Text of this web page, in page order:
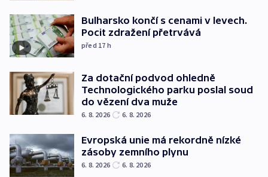
Bulharsko končí s cenami v levech.
Pocit zdražení přetrvává
před 17 h
Za dotační podvod ohledně
Technologického parku poslal soud
do vězení dva muže
6. 8. 2026 6. 8. 2026
Evropská unie má rekordně nízké
zásoby zemního plynu
6. 8. 2026 6. 8. 2026